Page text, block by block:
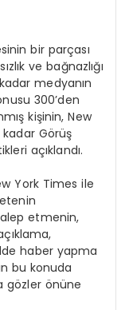
bir parçası
ve bağnazlığı
medyanın
300’den
kişinin, New
kadar Görüş
açıklandı.
York Times ile
talep etmenin,
haber yapma
bu konuda
gözler önüne